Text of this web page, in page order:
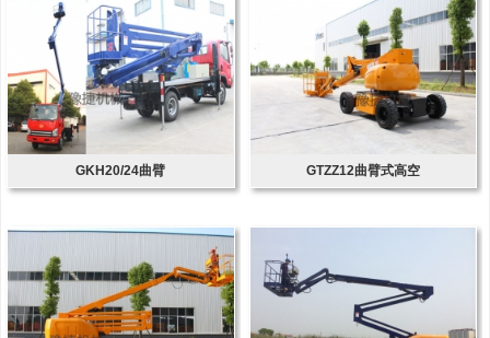
GKH20/24曲臂 GTZZ12曲臂式高空